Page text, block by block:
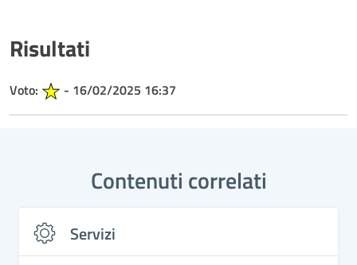
Risultati
Voto: - 16/02/2025 16:37
Contenuti correlati
Servizi